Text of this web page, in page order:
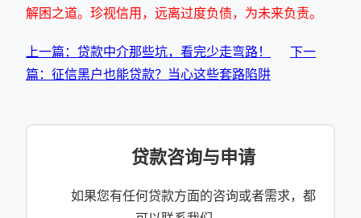
解困之道。珍视信用，远离过度负债，为未来负责。
上一篇：贷款中介那些坑，看完少走弯路！
下一
篇：征信黑户也能贷款？当心这些套路陷阱
贷款咨询与申请
如果您有任何贷款方面的咨询或者需求，都